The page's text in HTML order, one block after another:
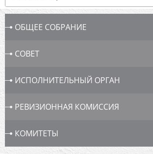
ОБЩЕЕ СОБРАНИЕ
СОВЕТ
ИСПОЛНИТЕЛЬНЫЙ ОРГАН
РЕВИЗИОННАЯ КОМИССИЯ
КОМИТЕТЫ